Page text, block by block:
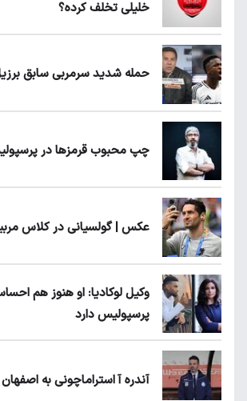
خلیلی تخلف کرده؟
حمله شدید سرمربی سابق
چپ محبوب قرمزها در
عکس | گولسیانی در کلاس
وکیل لوکادیا: او هنوز هم
پرسپولیس دارد
آندره آ استراماچونی به